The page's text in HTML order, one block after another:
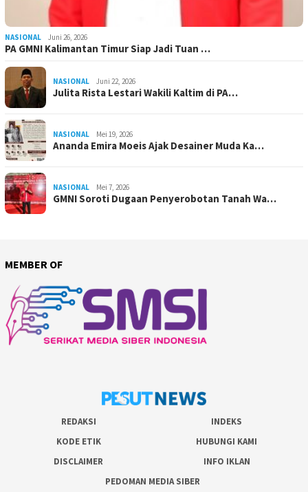
NASIONAL Juni 26, 2026
PA GMNI Kalimantan Timur Siap Jadi Tuan …
NASIONAL Juni 22, 2026
Julita Rista Lestari Wakili Kaltim di PA…
NASIONAL Mei 19, 2026
Ananda Emira Moeis Ajak Desainer Muda Ka…
NASIONAL Mei 7, 2026
GMNI Soroti Dugaan Penyerobotan Tanah Wa…
MEMBER OF
REDAKSI
INDEKS
KODE ETIK
HUBUNGI KAMI
DISCLAIMER
INFO IKLAN
PEDOMAN MEDIA SIBER